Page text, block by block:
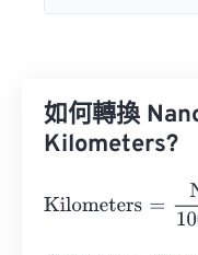
如何轉換
Kilometers?
Kilometers